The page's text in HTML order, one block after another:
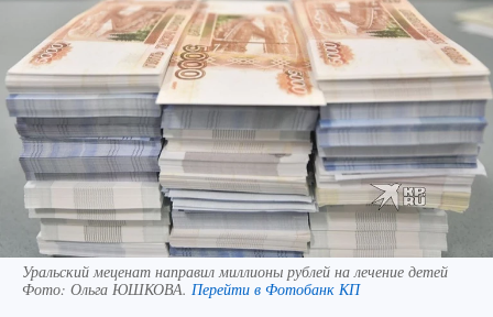
Уральский меценат направил миллионы рублей на лечение детей
Фото: Ольга ЮШКОВА. Перейти в Фотобанк КП